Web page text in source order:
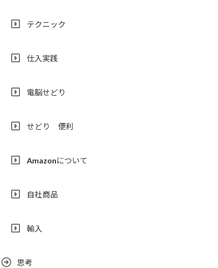
テクニック
仕入実践
電脳せどり
せどり 便利
Amazonについて
自社商品
輸入
思考